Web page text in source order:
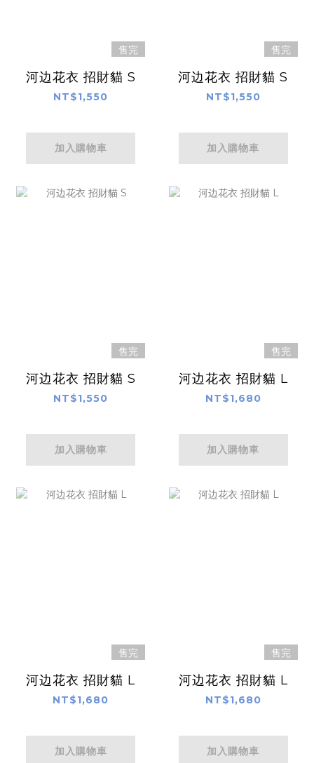
售完
河边花衣 招財貓 S
NT$1,550
加入購物車
售完
河边花衣 招財貓 S
NT$1,550
加入購物車
售完
河边花衣 招財貓 S
NT$1,550
加入購物車
售完
河边花衣 招財貓 L
NT$1,680
加入購物車
售完
河边花衣 招財貓 L
NT$1,680
加入購物車
售完
河边花衣 招財貓 L
NT$1,680
加入購物車